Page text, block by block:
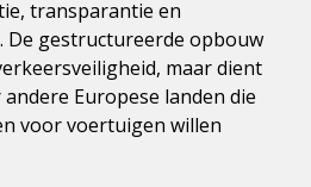
transparantie en
De gestructureerde opbouw
maar dient
Europese landen die
voor voertuigen willen